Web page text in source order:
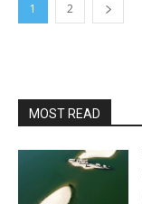
1 2
MOST READ